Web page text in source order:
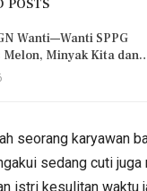
POSTS
Wanti—Wanti SPPG
Melon, Minyak Kita
seorang karyawan
sedang cuti
istri kesulitan waktu